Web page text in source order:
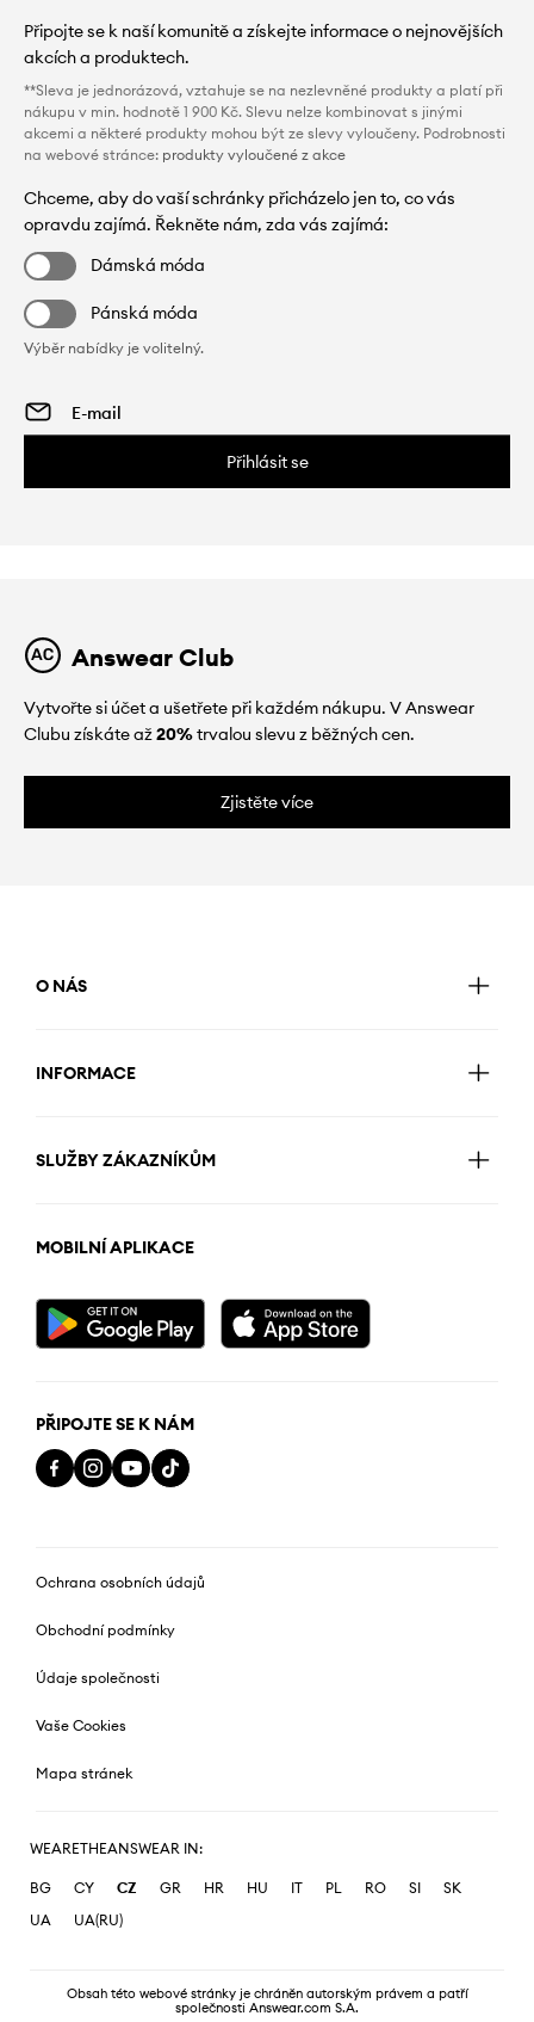
Připojte se k naší komunitě a získejte informace o nejnovějších
akcích a produktech.
**Sleva je jednorázová, vztahuje se na nezlevněné produkty a platí při
nákupu v min. hodnotě 1 900 Kč. Slevu nelze kombinovat s jinými
akcemi a některé produkty mohou být ze slevy vyloučeny. Podrobnosti
na webové stránce: produkty vyloučené z akce
Chceme, aby do vaší schránky přicházelo jen to, co vás
opravdu zajímá. Řekněte nám, zda vás zajímá:
Dámská móda
Pánská móda
Výběr nabídky je volitelný.
Přihlásit se
Answear Club
Vytvořte si účet a ušetřete při každém nákupu. V Answear
Clubu získáte až20%trvalou slevu z běžných cen.
Zjistěte více
O NÁS
INFORMACE
SLUŽBY ZÁKAZNÍKŮM
MOBILNÍ APLIKACE
PŘIPOJTE SE K NÁM
Ochrana osobních údajů
Obchodní podmínky
Údaje společnosti
Vaše Cookies
Mapa stránek
WEARETHEANSWEAR IN:
BG CY CZ GR HR HU IT PL RO SI
SK
UA
UA(RU)
Obsah této webové stránky je chráněn autorským právem a patří
společnosti Answear.com S.A.